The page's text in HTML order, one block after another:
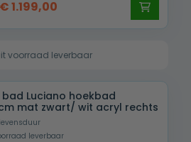
Oorspronkelijke
1.899,00.
€1.199,00
€ 1.199,00.
voorraad leverbaar
Luciano hoekbad
mat zwart/ wit acryl rechts
leverbaar